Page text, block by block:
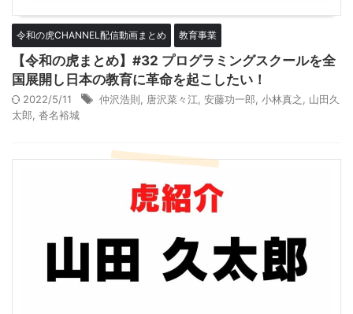
令和の虎CHANNEL配信動画まとめ 教育事業
【令和の虎まとめ】#32 プログラミングスクールを全
国展開し日本の教育に革命を起こしたい！
2022/5/11 仲沢浩則 唐沢菜々江 安藤功一郎 小林真之
山田久
太郎 沓名裕城